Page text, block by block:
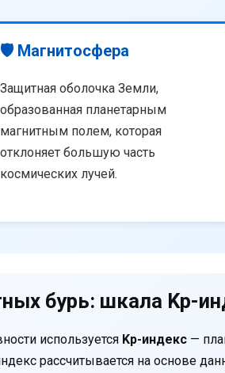
🛡️ Магнитосфера
Защитная оболочка Земли,
образованная планетарным
магнитным полем, которая
отклоняет большую часть
космических лучей.
бурь: шкала Kp-
используется Kp-индекс —
рассчитывается на основе